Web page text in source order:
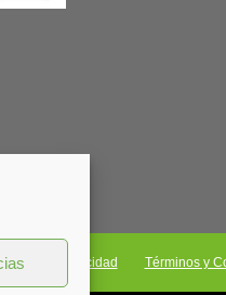
de privacidad Términos y